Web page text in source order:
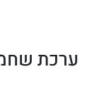
ערכת